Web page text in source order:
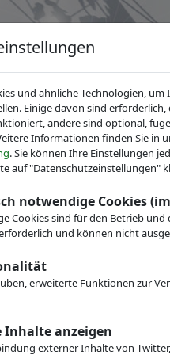
Volltext:
Bundesland:
und ähnliche Technologien, um
Einige davon sind
andere sind optional,
Informationen finden Sie in
. Sie können Ihre Einstellungen
auf "Datenschutzeinstellungen"
notwendige Cookies
Cookies sind für den Betrieb und
und können nicht
erweiterte Funktionen zur
Inhalte anzeigen
externer Inhalte von